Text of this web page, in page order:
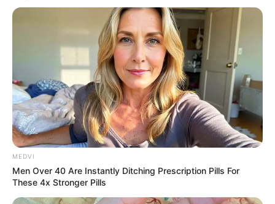
คิดเล็กคิดน้อยกับเรื่องรอบตัว จนไม่เป็น
อันทำอะไร คอยแต่ระแวดระวัง มักเดือดร้อนเพราะเรื่อง
ของคนอื่น ช่วงนี้คนอายุน้อยกว่ามักนำเรื่องร้อนใจมาให้
การทำงานทั้งหนักทั้งเหนื่อย แถมยังอึดอัดใจ ต้องรับผิด
ชอบงานหลายอย่าง ปฏิเสธไปก็น้ำท่วมปาก ต้องรับเองเหมา
เองคนเดียว ถึงอยากหนีอยากเปลี่ยนแต่ยังไม่มีโอกาส
เหมาะ การเงินจ่ายเล็กจ่ายน้อย ทำให้คิดมาก ช่วงนี้เงินไหล
เข้ายาก แต่ออกง่ายสุดๆ ต้องพยายามหาวิธีเก็บเงินแบบที่
ไม่สามารถถอนได้ “ไพ่ 8 ถ้วย” ความรักเจอคนรักเอาแต่ใจ
ทำให้อึดอัด ขาดความเป็นตัวเอง ถึงเวลาที่ต้องห่างกันบ้าง
แล้ว คนโสดถูกใจแต่คนอายุน้อยกว่า แต่คุณรู้ตัวอยู่แล้วว่า
MEDVI
Men Over 40 Are Instantly Ditching Prescription Pills For
These 4x Stronger Pills